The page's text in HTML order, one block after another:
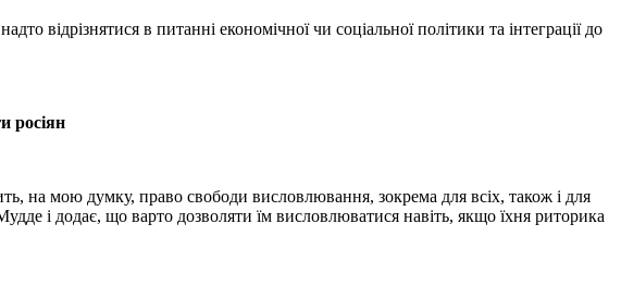
відрізнятися в питанні економічної чи соціальної політики та інтеграції до
росіян
на мою думку, право свободи висловлювання, зокрема для всіх, також і для
і додає, що варто дозволяти їм висловлюватися навіть, якщо їхня риторика